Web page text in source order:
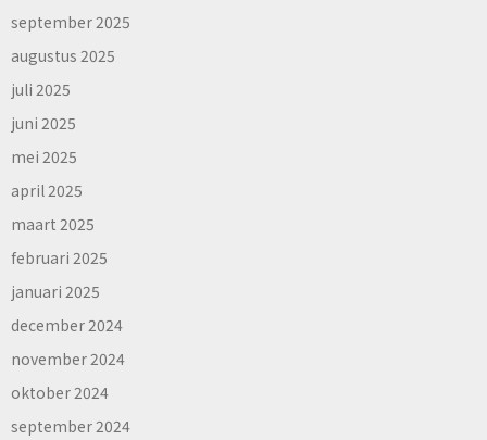
september 2025
augustus 2025
juli 2025
juni 2025
mei 2025
april 2025
maart 2025
februari 2025
januari 2025
december 2024
november 2024
oktober 2024
september 2024